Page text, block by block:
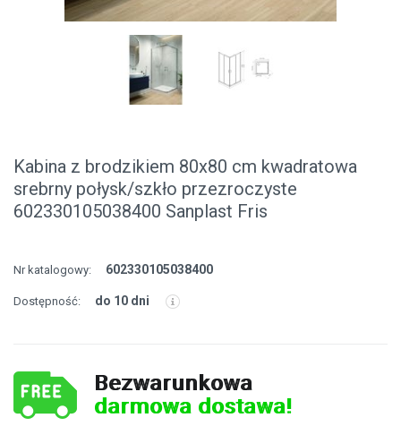
Kabina z brodzikiem 80x80 cm kwadratowa
srebrny połysk/szkło przezroczyste
602330105038400 Sanplast Fris
Nr katalogowy: 602330105038400
Dostępność: do 10 dni
Bezwarunkowa
darmowa dostawa!